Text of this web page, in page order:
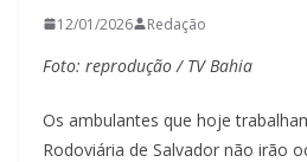
12/01/2026 Redação
Foto: reprodução / TV Bahia
Os ambulantes que hoje
Rodoviária de Salvador não irão